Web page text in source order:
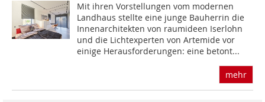
Mit ihren Vorstellungen vom modernen
Landhaus stellte eine junge Bauherrin die
Innenarchitekten von raumideen Iserlohn
und die Lichtexperten von Artemide vor
einige Herausforderungen: eine betont...
mehr